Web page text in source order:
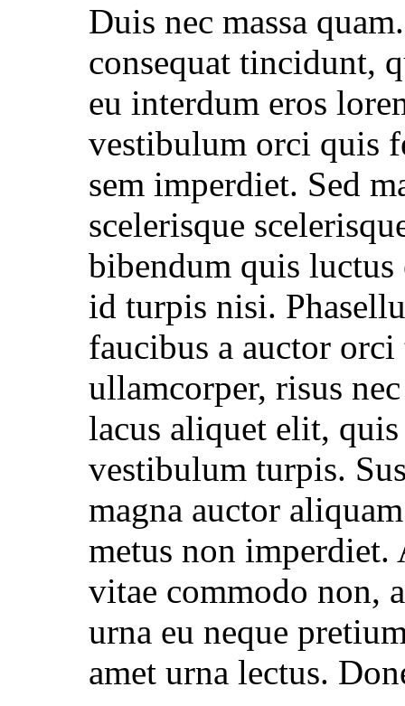
Duis nec massa
consequat tincidunt,
eu interdum eros
vestibulum orci quis
sem imperdiet. Sed
scelerisque
bibendum quis
id turpis nisi.
faucibus a auctor
ullamcorper, risus
lacus aliquet elit,
vestibulum turpis.
magna auctor
metus non
vitae commodo non,
urna eu neque
amet urna lectus.